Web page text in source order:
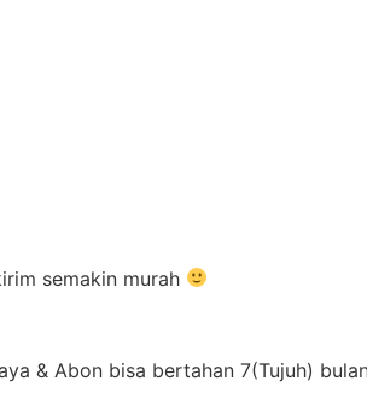
semakin murah
& Abon bisa bertahan 7(Tujuh)